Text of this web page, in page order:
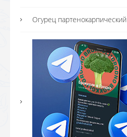
Огурец партенокарпический